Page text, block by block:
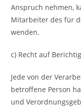
Anspruch nehmen,
Mitarbeiter des für
wenden.
c) Recht auf
Jede von der
betroffene Person
und